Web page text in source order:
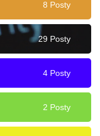
8 Posty
29 Posty
4 Posty
2 Posty